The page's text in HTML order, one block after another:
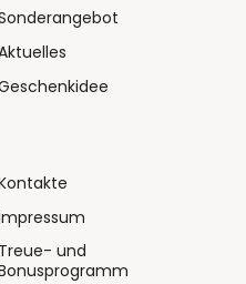
Treue- und